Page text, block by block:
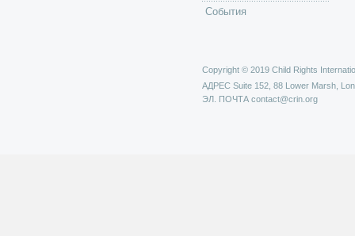
События
Copyright © 2019 Child Rights
АДРЕС Suite 152, 88 Lower Marsh,
ЭЛ. ПОЧТА contact@crin.org